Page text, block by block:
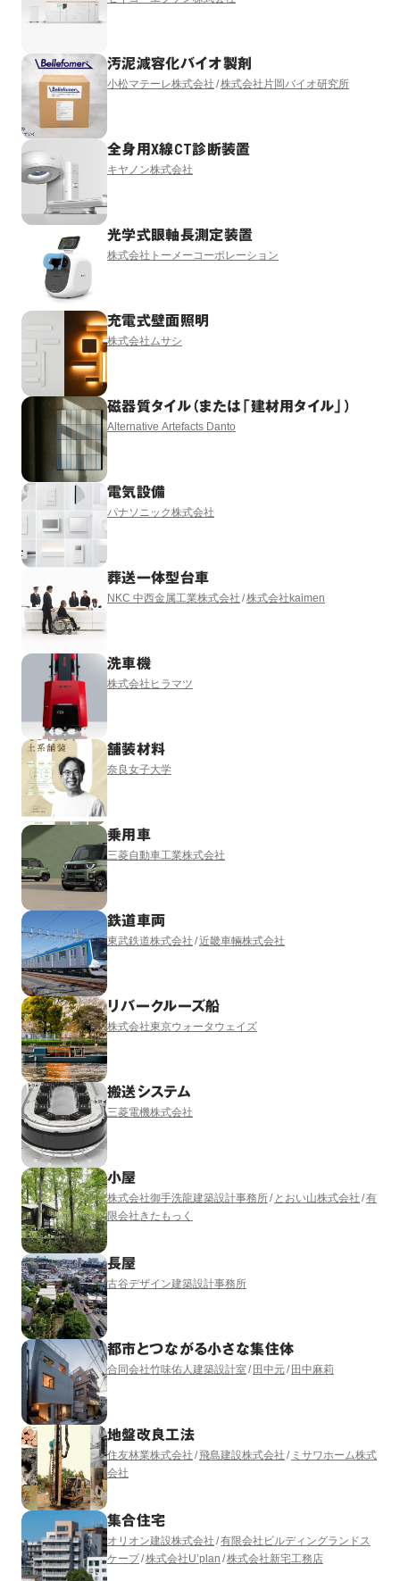
汚泥減容化バイオ製剤
小松マテーレ株式会社 株式会社片岡バイオ研究所
全身用X線CT診断装置
キヤノン株式会社
光学式眼軸長測定装置
株式会社トーメーコーポレーション
充電式壁面照明
株式会社ムサシ
磁器質タイル（または「建材用タイル」）
Alternative Artefacts Danto
電気設備
パナソニック株式会社
葬送一体型台車
NKC 中西金属工業株式会社 株式会社kaimen
洗車機
株式会社ヒラマツ
舗装材料
奈良女子大学
乗用車
三菱自動車工業株式会社
鉄道車両
東武鉄道株式会社 近畿車輛株式会社
リバークルーズ船
株式会社東京ウォータウェイズ
搬送システム
三菱電機株式会社
小屋
株式会社御手洗龍建築設計事務所 とおい山株式会社 有
限会社きたもっく
長屋
古谷デザイン建築設計事務所
都市とつながる小さな集住体
合同会社竹味佑人建築設計室 田中元 田中麻莉
地盤改良工法
住友林業株式会社 飛島建設株式会社
ミサワホーム株式
会社
集合住宅
オリオン建設株式会社 有限会社ビルディングランドス
ケープ 株式会社U’plan 株式会社新宅工務店